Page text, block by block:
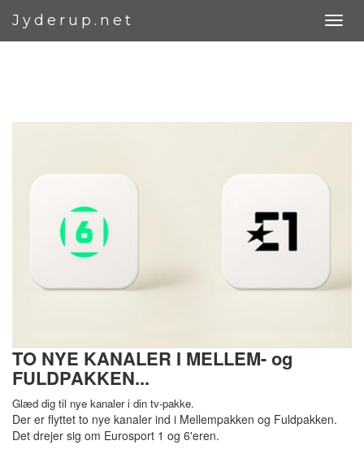
Jyderup.net
TO NYE KANALER I MELLEM- og
FULDPAKKEN...
Glæd dig til nye kanaleri din tv-pakke.
Der er flyttet to nye kanaler ind i Mellempakken og Fuldpakken.
Det drejer sig om Eurosport 1 og 6'eren.